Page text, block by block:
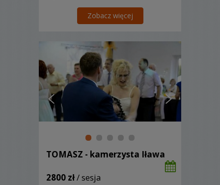
Zobacz więcej
TOMASZ - kamerzysta Iława
2800 zł/ sesja